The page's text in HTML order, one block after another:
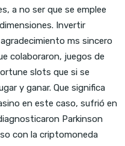
a no ser que se emplee
Invertir
ms sincero
colaboraron, juegos de
slots que si se
y ganar. Que significa
en este caso, sufrió en
Parkinson
con la criptomoneda